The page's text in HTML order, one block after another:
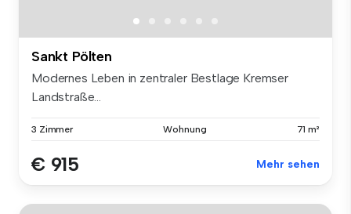
Sankt Pölten
Modernes Leben in zentraler Bestlage Kremser
Landstraße...
3 Zimmer Wohnung 71 m²
€ 915 Mehr sehen